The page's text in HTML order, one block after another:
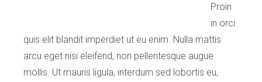
Proin
in orci
quis elit blandit imperdiet ut eu enim. Nulla mattis
arcu eget nisi eleifend, non pellentesque augue
mollis. Ut mauris ligula, interdum sed lobortis eu,